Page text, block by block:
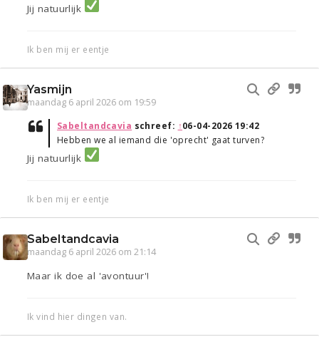
Jij natuurlijk
Ik ben mij er eentje
Yasmijn
maandag 6 april 2026 om 19:59
Sabeltandcavia schreef: ↑06-04-2026 19:42
Hebben we al iemand die 'oprecht' gaat turven?
Jij natuurlijk
Ik ben mij er eentje
Sabeltandcavia
maandag 6 april 2026 om 21:14
Maar ik doe al 'avontuur'!
Ik vind hier dingen van.